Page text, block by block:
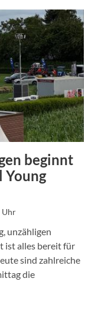
beginnt
Young
Uhr
unzähligen
ist alles bereit für
sind zahlreiche
die